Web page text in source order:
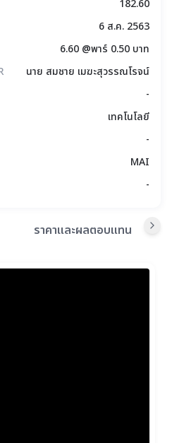
182.60
6 ส.ค. 2563
6.60 @พาร์ 0.50 บาท
นาย สมชาย เมฆะสุวรรณโรจน์
-
เทคโนโลยี
-
MAI
-
ราคาและผลตอบแทน